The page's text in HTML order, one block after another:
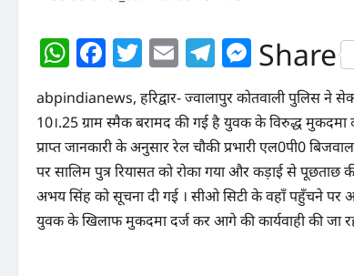
WhatsApp
Facebook
Twitter
EmailTelegram
Share
abpindianews, हरिद्वार- ज्वालापुर कोतवाली पुलिस ने
10।.25 ग्राम स्मैक बरामद की गई है युवक के विरुद्ध मुकदमा
प्राप्त जानकारी के अनुसार रेल चौकी प्रभारी एल0पी0
पर सालिम पुत्र रियासत को रोका गया और कड़ाई से पूछताछ
अभय सिंह को सूचना दी गई । सीओ सिटी के वहाँ पहुँचने पर
युवक के खिलाफ मुकदमा दर्ज कर आगे की कार्यवाही की जा